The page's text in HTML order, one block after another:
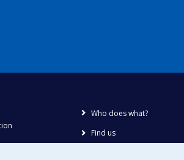
Who does what?
Find us